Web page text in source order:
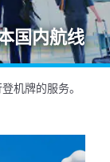
国内航线
机牌的服务。